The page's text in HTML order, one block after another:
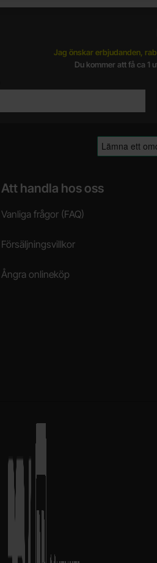
Jag önskar erbjudanden,
Du kommer att få ca 1
Att handla hos oss
Vanliga frågor (FAQ)
Försäljningsvillkor
Ångra onlineköp